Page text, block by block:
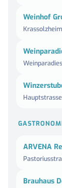
Weinhof
ARVENA
Brauhaus